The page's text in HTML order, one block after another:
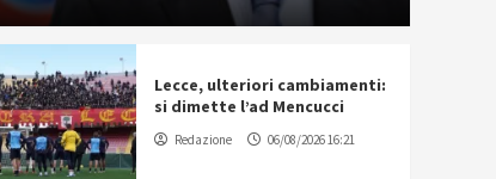
Lecce, ulteriori cambiamenti:
si dimette l’ad Mencucci
Redazione 06/08/2026 16:21